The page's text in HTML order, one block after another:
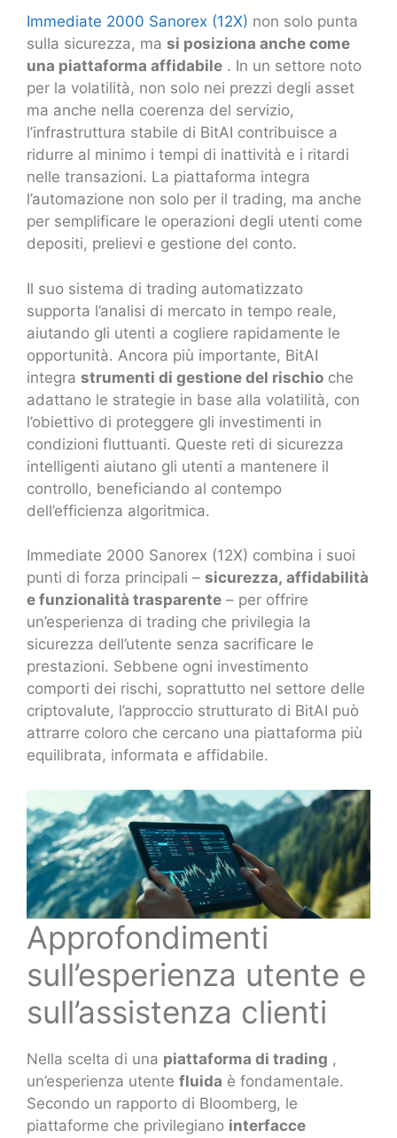
Immediate 2000 Sanorex (12X) non solo punta
sulla sicurezza, ma si posiziona anche come
una piattaforma affidabile . In un settore noto
per la volatilità, non solo nei prezzi degli asset
ma anche nella coerenza del servizio,
l’infrastruttura stabile di BitAI contribuisce a
ridurre al minimo i tempi di inattività e i ritardi
nelle transazioni. La piattaforma integra
l’automazione non solo per il trading, ma anche
per semplificare le operazioni degli utenti come
depositi, prelievi e gestione del conto.
Il suo sistema di trading automatizzato
supporta l’analisi di mercato in tempo reale,
aiutando gli utenti a cogliere rapidamente le
opportunità. Ancora più importante, BitAI
integra strumenti di gestione del rischio che
adattano le strategie in base alla volatilità, con
l’obiettivo di proteggere gli investimenti in
condizioni fluttuanti. Queste reti di sicurezza
intelligenti aiutano gli utenti a mantenere il
controllo, beneficiando al contempo
dell’efficienza algoritmica.
Immediate 2000 Sanorex (12X) combina i suoi
punti di forza principali – sicurezza, affidabilità
e funzionalità trasparente – per offrire
un’esperienza di trading che privilegia la
sicurezza dell’utente senza sacrificare le
prestazioni. Sebbene ogni investimento
comporti dei rischi, soprattutto nel settore delle
criptovalute, l’approccio strutturato di BitAI può
attrarre coloro che cercano una piattaforma più
equilibrata, informata e affidabile.
Approfondimenti
sull’esperienza utente e
sull’assistenza clienti
Nella scelta di una piattaforma di trading ,
un’esperienza utente fluida è fondamentale.
Secondo un rapporto di Bloomberg, le
piattaforme che privilegiano interfacce